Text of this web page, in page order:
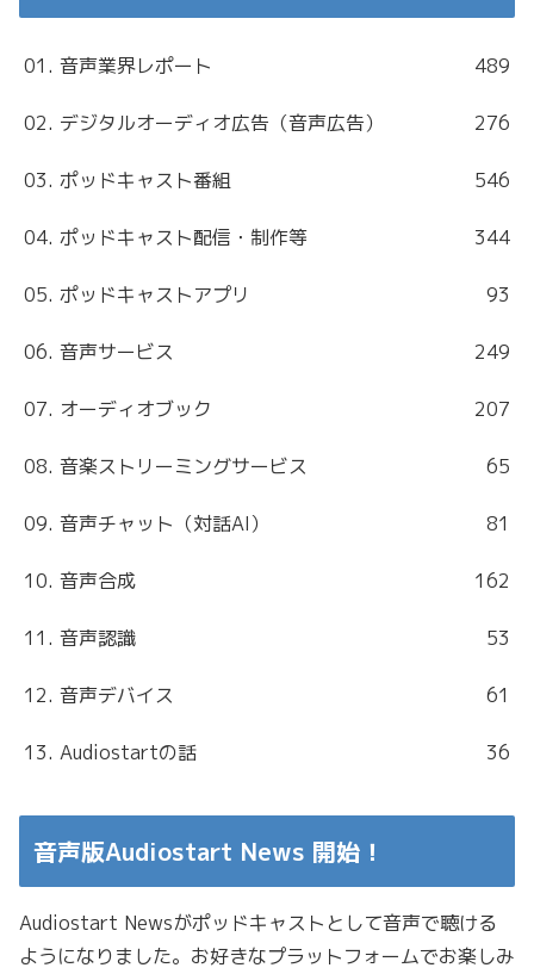
01. 音声業界レポート 489
02. デジタルオーディオ広告（音声広告） 276
03. ポッドキャスト番組 546
04. ポッドキャスト配信・制作等 344
05. ポッドキャストアプリ 93
06. 音声サービス 249
07. オーディオブック 207
08. 音楽ストリーミングサービス 65
09. 音声チャット（対話AI） 81
10. 音声合成 162
11. 音声認識 53
12. 音声デバイス 61
13. Audiostartの話 36
音声版Audiostart News 開始！
Audiostart Newsがポッドキャストとして音声で聴ける
ようになりました。お好きなプラットフォームでお楽しみ